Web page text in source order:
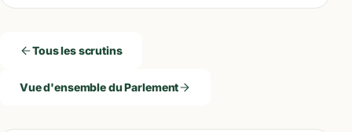
Tous les scrutins
Vue d'ensemble du Parlement